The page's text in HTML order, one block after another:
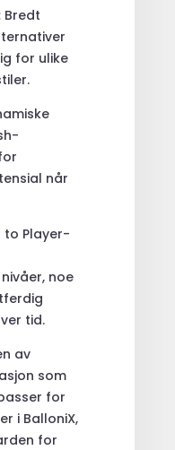
Bredt
for ulike
når
to Player-
noe
tid.
av
som
for
i BalloniX,
for